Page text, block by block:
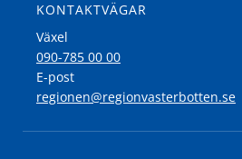
KONTAKTVÄGAR
Växel
090-785 00 00
E-post
regionen@regionvasterbotten.se